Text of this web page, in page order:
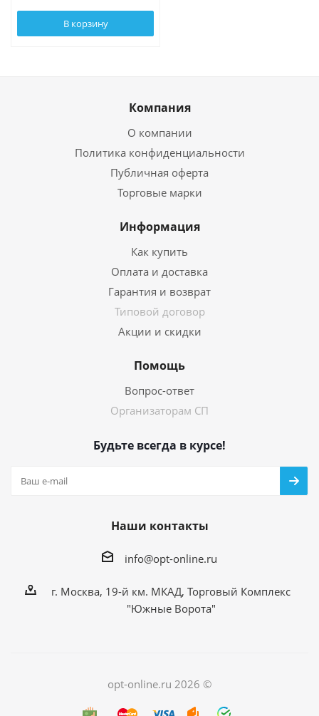
В корзину
Компания
О компании
Политика конфиденциальности
Публичная оферта
Торговые марки
Информация
Как купить
Оплата и доставка
Гарантия и возврат
Типовой договор
Акции и скидки
Помощь
Вопрос-ответ
Организаторам СП
Будьте всегда в курсе!
Наши контакты
info@opt-online.ru
г. Москва, 19-й км. МКАД, Торговый Комплекс
"Южные Ворота"
opt-online.ru 2026 ©